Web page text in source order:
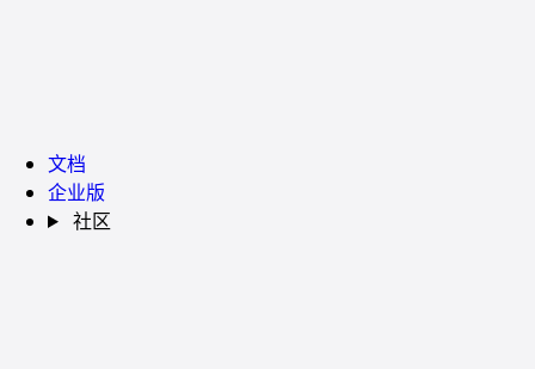
文档
企业版
社区